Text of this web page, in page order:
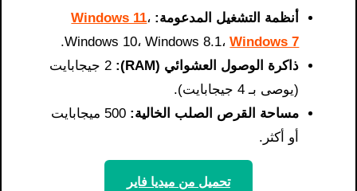
أنظمة التشغيل المدعومة: Windows 11،
Windows 10، Windows 8.1،Windows 7
.
ذاكرة الوصول العشوائي (RAM):
2 جيجابايت
(يوصى بـ 4 جيجابايت).
مساحة القرص الصلب الخالية:
500 ميجابايت
أو أكثر.
تحميل من ميديا ​​فاير